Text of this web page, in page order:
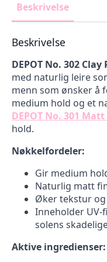
75ml
Beskrivelse
Beskrivelse
DEPOT No. 302 Clay
med naturlig leire
menn som ønsker å
medium hold og et
DEPOT No. 301
hold.
Nøkkelfordeler:
Gir medium
Naturlig matt
Øker tekstur
Inneholder
solens
Aktive ingredienser: